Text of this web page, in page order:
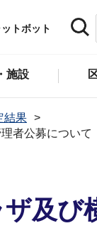
トボット
施設
結果
者公募について
及び